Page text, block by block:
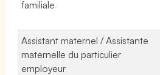
familiale
Assistant maternel / Assistante
maternelle du particulier
employeur